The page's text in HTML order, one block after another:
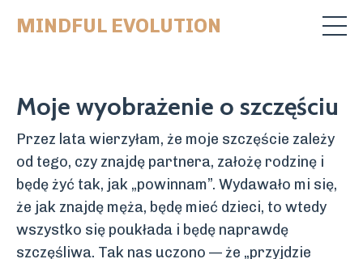
MINDFUL EVOLUTION
Moje wyobrażenie o szczęściu
Przez lata wierzyłam, że moje szczęście zależy
od tego, czy znajdę partnera, założę rodzinę i
będę żyć tak, jak „powinnam”. Wydawało mi się,
że jak znajdę męża, będę mieć dzieci, to wtedy
wszystko się poukłada i będę naprawdę
szczęśliwa. Tak nas uczono — że „przyjdzie